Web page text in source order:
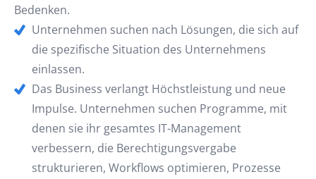
Bedenken.
Unternehmen suchen nach Lösungen, die sich auf
die spezifische Situation des Unternehmens
einlassen.
Das Business verlangt Höchstleistung und neue
Impulse. Unternehmen suchen Programme, mit
denen sie ihr gesamtes IT-Management
verbessern, die Berechtigungsvergabe
strukturieren, Workflows optimieren, Prozesse